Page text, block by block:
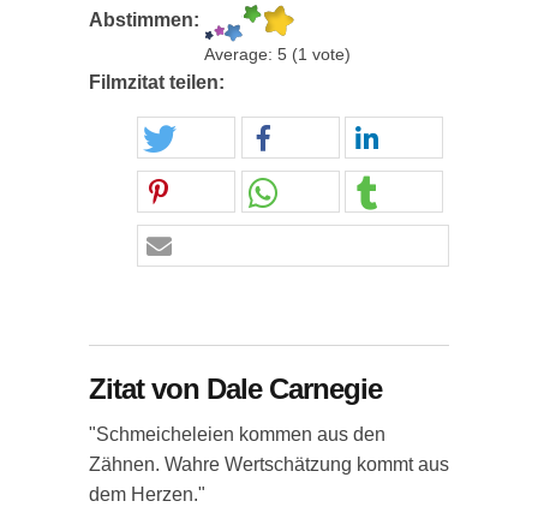
Abstimmen:
Average: 5 (1 vote)
Filmzitat teilen:
Zitat von Dale Carnegie
"Schmeicheleien kommen aus den
Zähnen. Wahre Wertschätzung kommt aus
dem Herzen."